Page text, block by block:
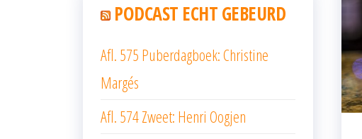
PODCAST ECHT GEBEURD
Afl. 575 Puberdagboek: Christine
Margés
Afl. 574 Zweet: Henri Oogjen